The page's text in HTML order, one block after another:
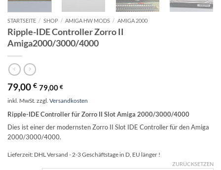
STARTSEITE / SHOP / AMIGA HW MODS / AMIGA 2000
Ripple-IDE Controller Zorro II
Amiga2000/3000/4000
79,00 € 79,00 €
inkl. MwSt. zzgl. Versandkosten
Ripple-IDE Controller für Zorro II Slot Amiga 2000/3000/4000
Dies ist einer der modernsten Zorro II Slot IDE Controller für den Amiga
2000/3000/4000.
Lieferzeit: DHL Versand - 2-3 Geschäftstage in D, EU länger !
ZURÜCKSETZEN